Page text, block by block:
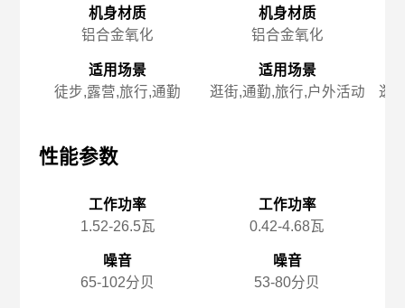
机身材质
铝合金氧化
适用场景
徒步,露营,旅行,通勤
性能参数
工作功率
1.52-26.5瓦
噪音
65-102分贝
机身材质
铝合金氧化
适用场景
逛街,通勤,旅行,户外活动
工作功率
0.42-4.68瓦
噪音
53-80分贝
逛